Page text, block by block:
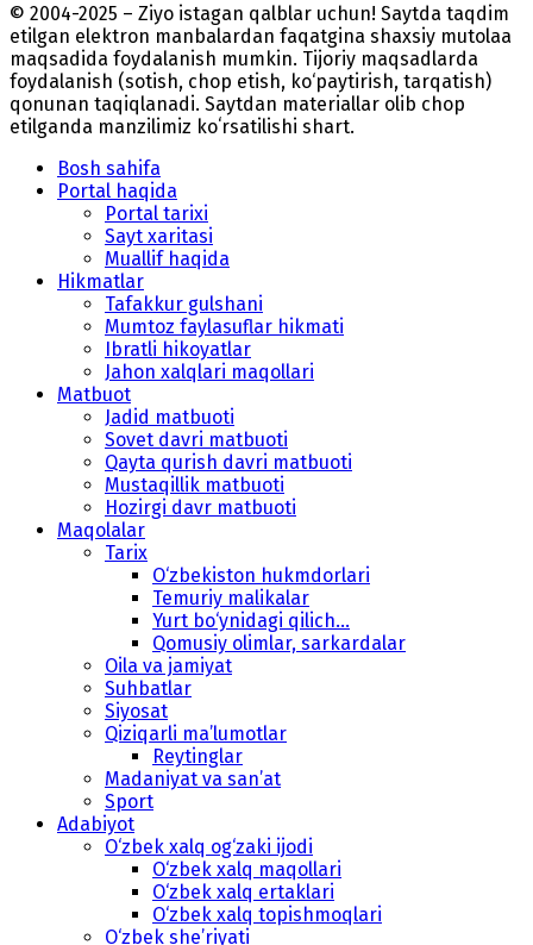
© 2004-2025 – Ziyo istagan qalblar uchun! Saytda taqdim
etilgan elektron manbalardan faqatgina shaxsiy mutolaa
maqsadida foydalanish mumkin. Tijoriy maqsadlarda
foydalanish (sotish, chop etish, ko‘paytirish, tarqatish)
qonunan taqiqlanadi. Saytdan materiallar olib chop
etilganda manzilimiz koʻrsatilishi shart.
Bosh sahifa
Portal haqida
Portal tarixi
Sayt xaritasi
Muallif haqida
Hikmatlar
Tafakkur gulshani
Mumtoz faylasuflar hikmati
Ibratli hikoyatlar
Jahon xalqlari maqollari
Matbuot
Jadid matbuoti
Sovet davri matbuoti
Qayta qurish davri matbuoti
Mustaqillik matbuoti
Hozirgi davr matbuoti
Maqolalar
Tarix
O‘zbekiston hukmdorlari
Temuriy malikalar
Yurt bo‘ynidagi qilich...
Qomusiy olimlar, sarkardalar
Oila va jamiyat
Suhbatlar
Siyosat
Qiziqarli ma’lumotlar
Reytinglar
Madaniyat va san’at
Sport
Adabiyot
O‘zbek xalq og‘zaki ijodi
O‘zbek xalq maqollari
O‘zbek xalq ertaklari
O‘zbek xalq topishmoqlari
O‘zbek she’riyati